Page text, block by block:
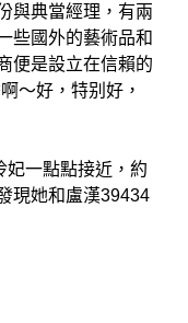
與典當經理，有兩
些國外的藝術品和
便是設立在信賴的
〜好，特别好，
一點點接近，約
現她和盧漢39434